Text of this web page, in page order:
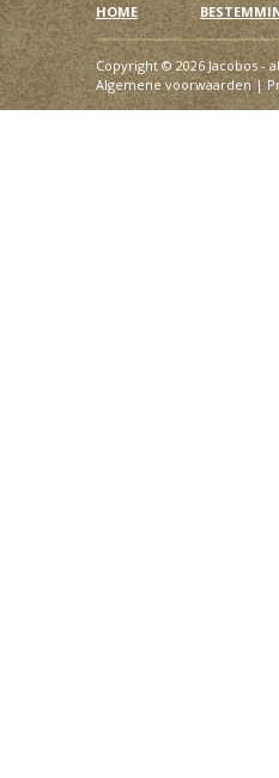
HOME
Copyright © 2026 Jacobos -
Algemene voorwaarden|